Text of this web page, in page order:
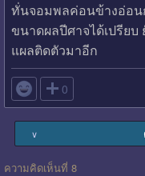
ทั่นจอมพลค่อนข้างอ่อน
ขนาดผลปีศาจได้เปรียบ
แผลติดตัวมาอีก
 0
∨
ความคิดเห็นที่ 8